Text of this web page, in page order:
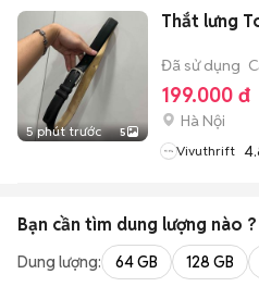
5 phút trước 5
Thắt lưng
Đã sử dụng
199.000 đ
Hà Nội
Vivuthrift
Bạn cần tìm dung lượng nào ?
Dung lượng: 64 GB 128 GB